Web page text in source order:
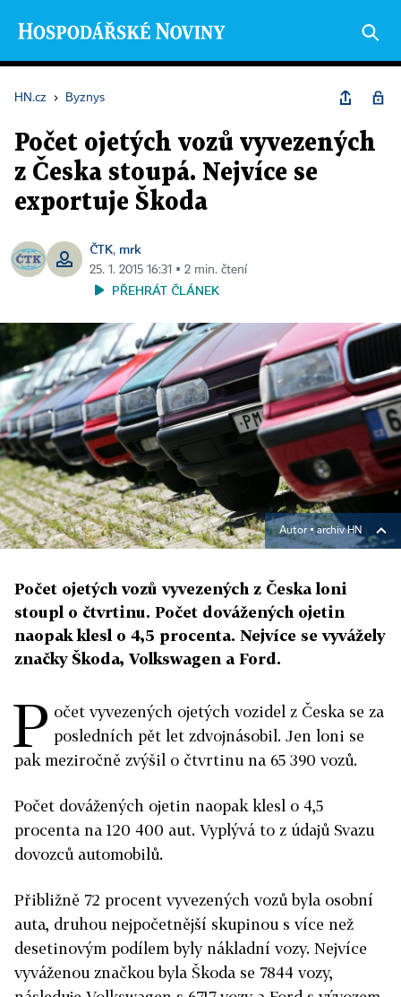
HN.cz › Byznys
Počet ojetých vozů vyvezených
z Česka stoupá. Nejvíce se
exportuje Škoda
ČTK, mrk
25. 1. 2015 16:31 ▪ 2 min. čtení
PŘEHRÁT ČLÁNEK
Autor ▪archiv HN
Počet ojetých vozů vyvezených z Česka loni
stoupl o čtvrtinu. Počet dovážených ojetin
naopak klesl o 4,5 procenta. Nejvíce se vyvážely
značky Škoda, Volkswagen a Ford.
P očet vyvezených ojetých vozidel z Česka se za
posledních pět let zdvojnásobil. Jen loni se
pak meziročně zvýšil o čtvrtinu na 65 390 vozů.
Počet dovážených ojetin naopak klesl o 4,5
procenta na 120 400 aut. Vyplývá to z údajů Svazu
dovozců automobilů.
Přibližně 72 procent vyvezených vozů byla osobní
auta, druhou nejpočetnější skupinou s více než
desetinovým podílem byly nákladní vozy. Nejvíce
vyváženou značkou byla Škoda se 7844 vozy,